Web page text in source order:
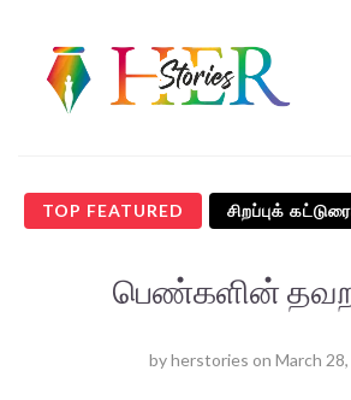
TOP FEATURED சிறப்புக்
பெண்களின்
byherstories on March